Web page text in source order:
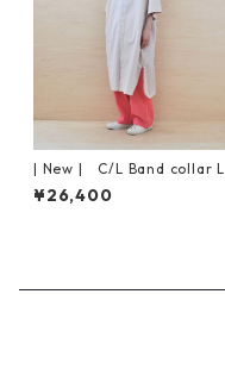
| New | C/L Band collar
g Shirt S/S | Grayish Pink
¥26,400